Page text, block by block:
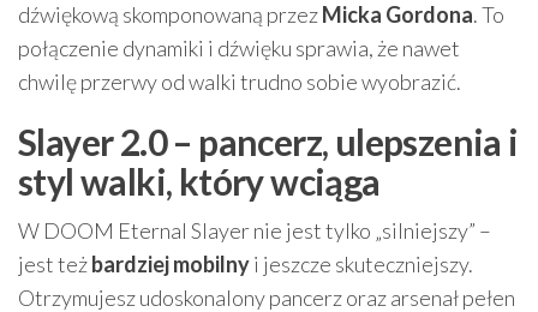
dźwiękową skomponowaną przezMicka Gordona. To
połączenie dynamiki i dźwięku sprawia, że nawet
chwilę przerwy od walki trudno sobie wyobrazić.
Slayer 2.0 – pancerz, ulepszenia i
styl walki, który wciąga
W DOOM Eternal Slayer nie jest tylko „silniejszy” –
jest teżbardziej mobilnyi jeszcze skuteczniejszy.
Otrzymujesz udoskonalony pancerz oraz arsenał pełen